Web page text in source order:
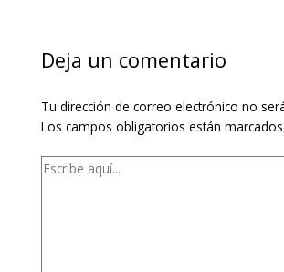
Deja un comentario
Tu dirección de correo electrónico no
Los campos obligatorios están